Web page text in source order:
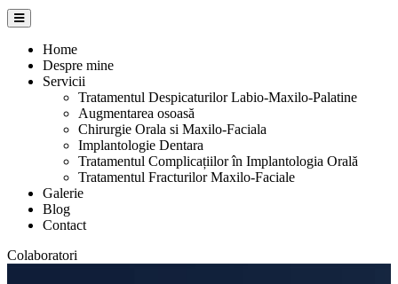
Home
Despre mine
Servicii
Tratamentul Despicaturilor Labio-Maxilo-Palatine
Augmentarea osoasă
Chirurgie Orala si Maxilo-Faciala
Implantologie Dentara
Tratamentul Complicațiilor în Implantologia Orală
Tratamentul Fracturilor Maxilo-Faciale
Galerie
Blog
Contact
Colaboratori